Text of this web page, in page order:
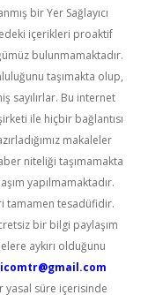
bir Yer Sağlayıcı
içerikleri proaktif
bulunmamaktadır.
taşımakta olup,
sayılırlar. Bu internet
ile hiçbir bağlantısı
makaleler
niteliği taşımamakta
yapılmamaktadır.
tamamen tesadüfidir.
bir bilgi paylaşım
aykırı olduğunu
süre içerisinde